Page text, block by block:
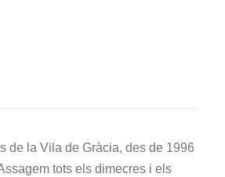
de la Vila de Gràcia, des de 1996
tots els dimecres i els